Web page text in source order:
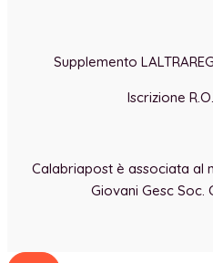
Supplemento
Iscrizione
Calabriapost è associata al
Giovani Gesc Soc.